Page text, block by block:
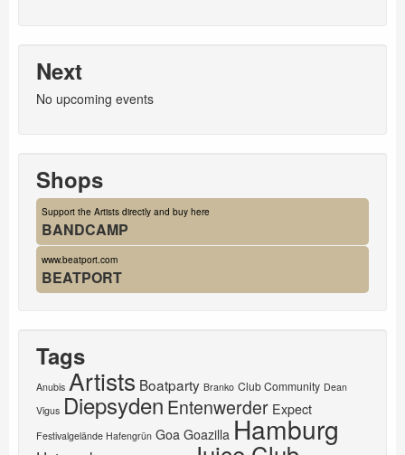
Next
No upcoming events
Shops
Support the Artists directly and buy here
BANDCAMP
www.beatport.com
BEATPORT
Tags
Anubis Artists Boatparty Branko Club Community Dean
Vigus Diepsyden Entenwerder Expect
Festivalgelände Hafengrün Goa Goazilla Hamburg